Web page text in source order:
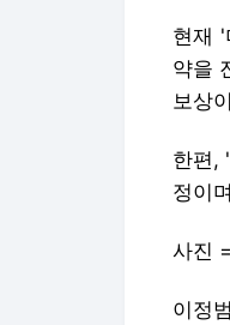
현재 '
약을
보상
한편,
정이
사진
이정